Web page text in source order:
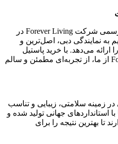
فروشگاه فوراور ایران نماینده رسمی شرکت Forever Living در
به نمایندگی دبی، اصل‌ترین و
ارائه می‌دهد. با خرید پاستیل
ایمنی فوراور ایمون گامی Forever از ما، از تجربه‌ای مطمئن و سالم
زمینه سلامتی، زیبایی و تناسب
استانداردهای جهانی تولید شده و
تا بهترین نتیجه را برای